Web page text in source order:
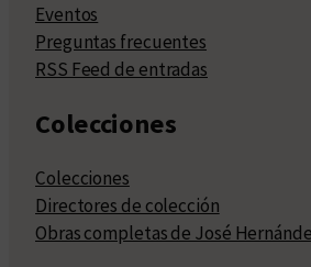
Eventos
Preguntas frecuentes
RSS Feed de entradas
Colecciones
Colecciones
Directores de colección
Obras completas de José